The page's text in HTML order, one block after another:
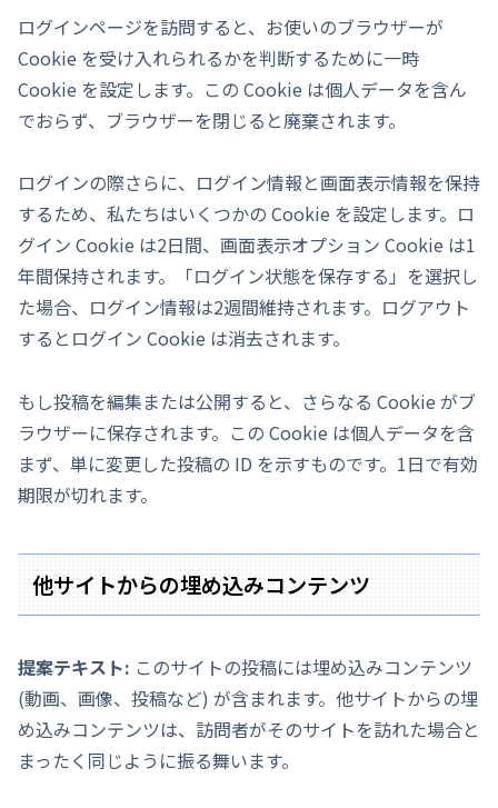
ログインページを訪問すると、お使いのブラウザーが
Cookie を受け入れられるかを判断するために一時
Cookie を設定します。この Cookie は個人データを含ん
でおらず、ブラウザーを閉じると廃棄されます。
ログインの際さらに、ログイン情報と画面表示情報を保持
するため、私たちはいくつかの Cookie を設定します。ロ
グイン Cookie は2日間、画面表示オプション Cookie は1
年間保持されます。「ログイン状態を保存する」を選択し
た場合、ログイン情報は2週間維持されます。ログアウト
するとログイン Cookie は消去されます。
もし投稿を編集または公開すると、さらなる Cookie がブ
ラウザーに保存されます。この Cookie は個人データを含
まず、単に変更した投稿の ID を示すものです。1日で有効
期限が切れます。
他サイトからの埋め込みコンテンツ
提案テキスト: このサイトの投稿には埋め込みコンテンツ
(動画、画像、投稿など) が含まれます。他サイトからの埋
め込みコンテンツは、訪問者がそのサイトを訪れた場合と
まったく同じように振る舞います。